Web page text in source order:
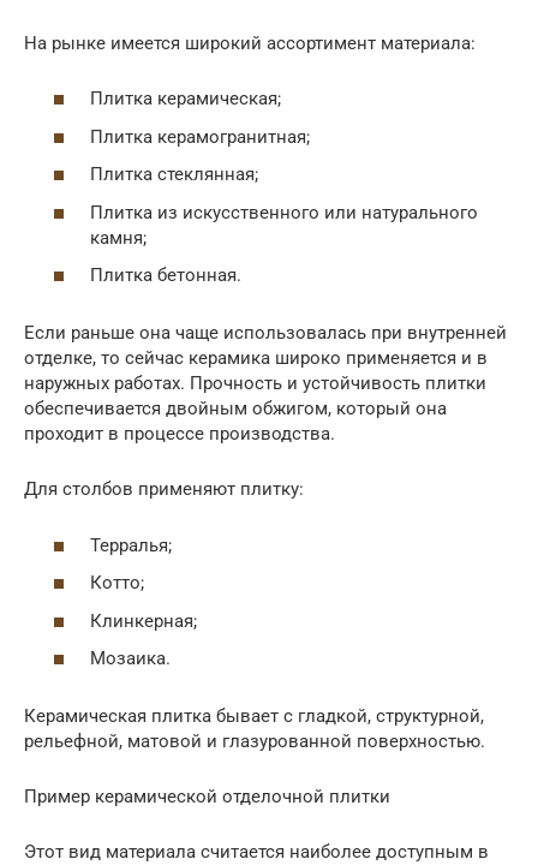
На рынке имеется широкий ассортимент материала:
Плитка керамическая;
Плитка керамогранитная;
Плитка стеклянная;
Плитка из искусственного или натурального
камня;
Плитка бетонная.
Если раньше она чаще использовалась при внутренней
отделке, то сейчас керамика широко применяется и в
наружных работах. Прочность и устойчивость плитки
обеспечивается двойным обжигом, который она
проходит в процессе производства.
Для столбов применяют плитку:
Терралья;
Котто;
Клинкерная;
Мозаика.
Керамическая плитка бывает с гладкой, структурной,
рельефной, матовой и глазурованной поверхностью.
Пример керамической отделочной плитки
Этот вид материала считается наиболее доступным в